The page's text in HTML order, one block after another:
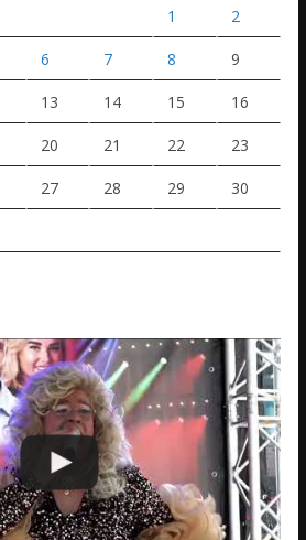
1 2
6 7 8 9
13 14 15 16
20 21 22 23
27 28 29 30